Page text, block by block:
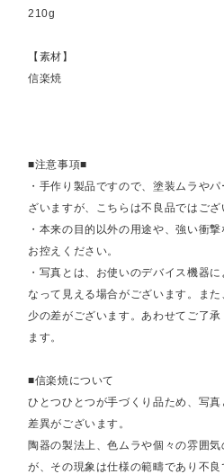
210g
【素材】
信楽焼
■注意事項■
・手作り製品ですので、塗装ムラや
ざいますが、こちらは不良品ではござ
・本来の目的以外の用途や、強い衝
お控えください。
・写真とは、お使いのデバイス機器
なって見える場合がございます。ま
少の差がございます。あわせてご了
ます。
■信楽焼について
ひとつひとつが手づくり品ため、写
差異がございます。
陶器の製法上、色ムラや個々の雰囲
が、その現象は仕様の範疇であり不